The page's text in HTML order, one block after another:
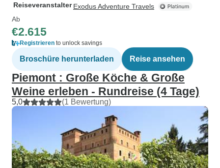
Reiseveranstalter Exodus Adventure Travels
Ab
€2.615
Registrieren to unlock savings
Broschüre herunterladen Reise ansehen
Piemont : Große Köche & Große
Weine erleben - Rundreise (4 Tage)
5,0 (1 Bewertung)